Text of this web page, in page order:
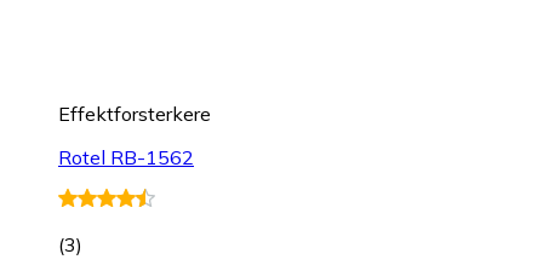
Effektforsterkere
Rotel RB-1562
(3)